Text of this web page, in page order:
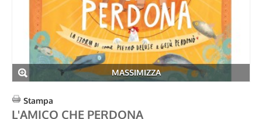
MASSIMIZZA
Stampa
L'AMICO CHE PERDONA